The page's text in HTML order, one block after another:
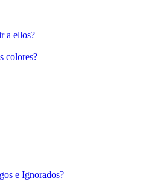
a ellos?
colores?
e Ignorados?